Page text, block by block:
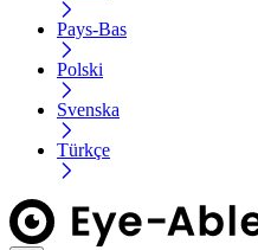
Pays-Bas
Polski
Svenska
Türkçe